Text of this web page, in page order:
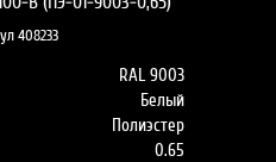
408233
RAL 9003
Белый
Полиэстер
0.65